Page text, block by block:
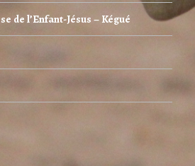
de l’Enfant-Jésus – Kégué